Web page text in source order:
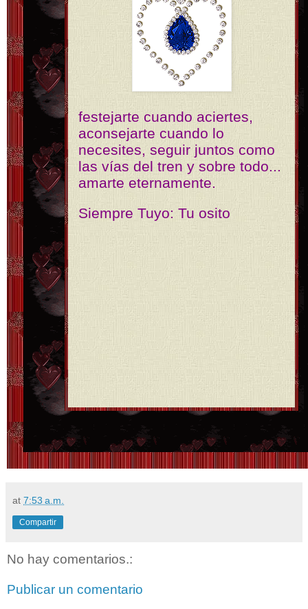
festejarte cuando aciertes,
aconsejarte cuando lo
necesites, seguir juntos como
las vías del tren y sobre todo...
amarte eternamente.
Siempre Tuyo: Tu osito
at 7:53 a.m.
Compartir
No hay comentarios.:
Publicar un comentario